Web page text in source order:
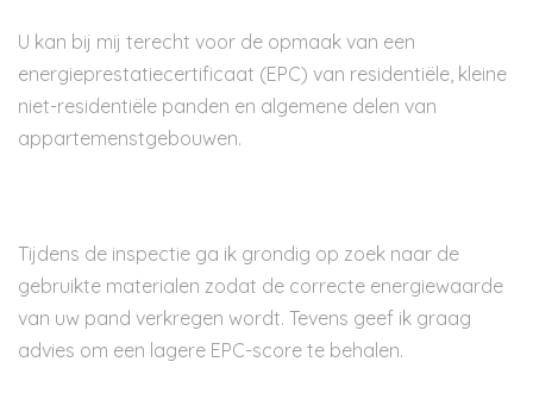
U kan bij mij terecht voor de opmaak van een
energieprestatiecertificaat (EPC) van residentiële, kleine
niet-residentiële panden en algemene delen van
appartemenstgebouwen.
Tijdens de inspectie ga ik grondig op zoek naar de
gebruikte materialen zodat de correcte energiewaarde
van uw pand verkregen wordt. Tevens geef ik graag
advies om een lagere EPC-score te behalen.